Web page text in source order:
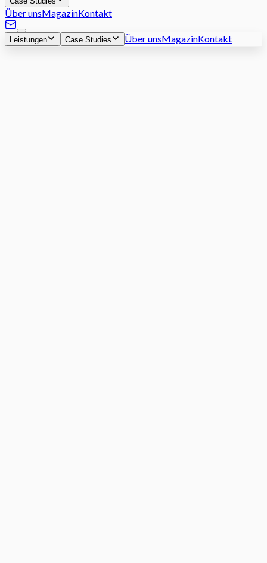
Über unsMagazinKontakt
Leistungen Case Studies Über unsMagazinKontakt